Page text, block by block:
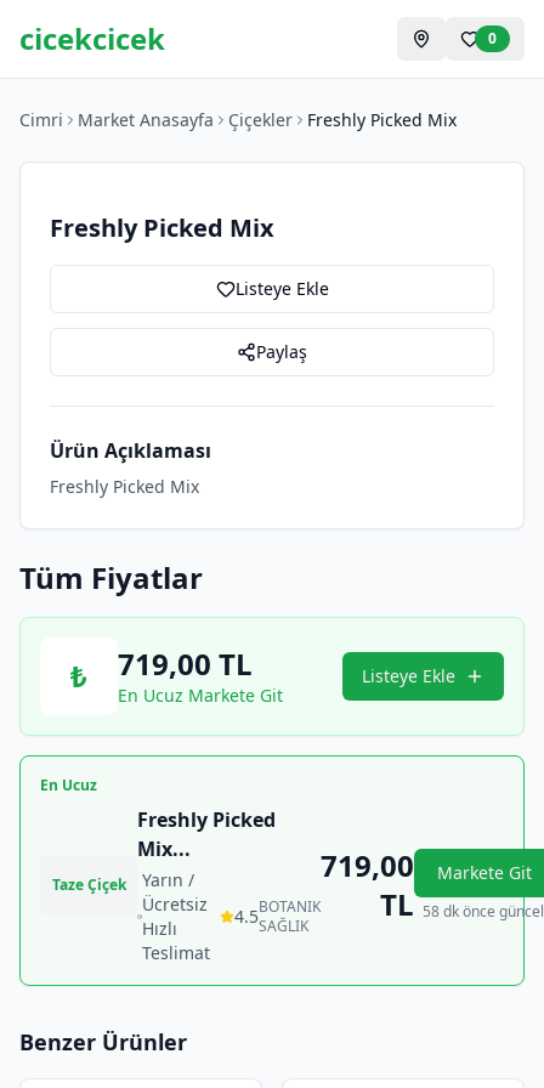
cicekcicek 0
Cimri Market Anasayfa Çiçekler Freshly Picked Mix
Freshly Picked Mix
Listeye Ekle
Paylaş
Ürün Açıklaması
Freshly Picked Mix
Tüm Fiyatlar
₺ 719,00 TL
En Ucuz Markete Git
Listeye Ekle
En Ucuz
Taze Çiçek
Freshly Picked
Mix...
Yarın /
Ücretsiz
Hızlı
Teslimat
4.5BOTANIK
SAĞLIK
719,00
TL
Markete Git
58 dk önce
Benzer Ürünler